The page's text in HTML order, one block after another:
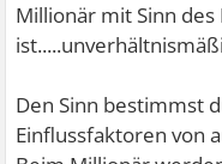
Millionär mit Sinn
Den Sinn bestimmst
Einflussfaktoren von